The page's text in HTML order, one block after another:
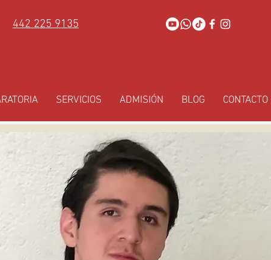
SERVICIOS ADMISIÓN BLOG CONTACTO
442 225 9135
A LAS